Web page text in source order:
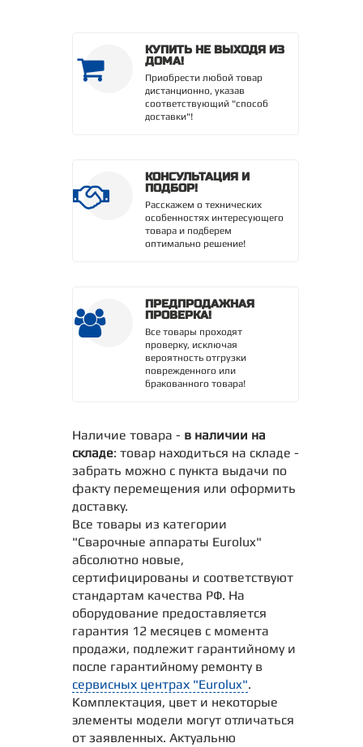
КУПИТЬ НЕ ВЫХОДЯ ИЗ
ДОМА!
Приобрести любой товар
дистанционно, указав
соответствующий "способ
доставки"!
КОНСУЛЬТАЦИЯ И
ПОДБОР!
Расскажем о технических
особенностях интересующего
товара и подберем
оптимально решение!
ПРЕДПРОДАЖНАЯ
ПРОВЕРКА!
Все товары проходят
проверку, исключая
вероятность отгрузки
поврежденного или
бракованного товара!
Наличие товара - в наличии на
складе: товар находиться на складе -
забрать можно с пункта выдачи по
факту перемещения или оформить
доставку.
Все товары из категории
"Сварочные аппараты Eurolux"
абсолютно новые,
сертифицированы и соответствуют
стандартам качества РФ. На
оборудование предоставляется
гарантия 12 месяцев с момента
продажи, подлежит гарантийному и
после гарантийному ремонту в
сервисных центрах "Eurolux".
Комплектация, цвет и некоторые
элементы модели могут отличаться
от заявленных. Актуальню